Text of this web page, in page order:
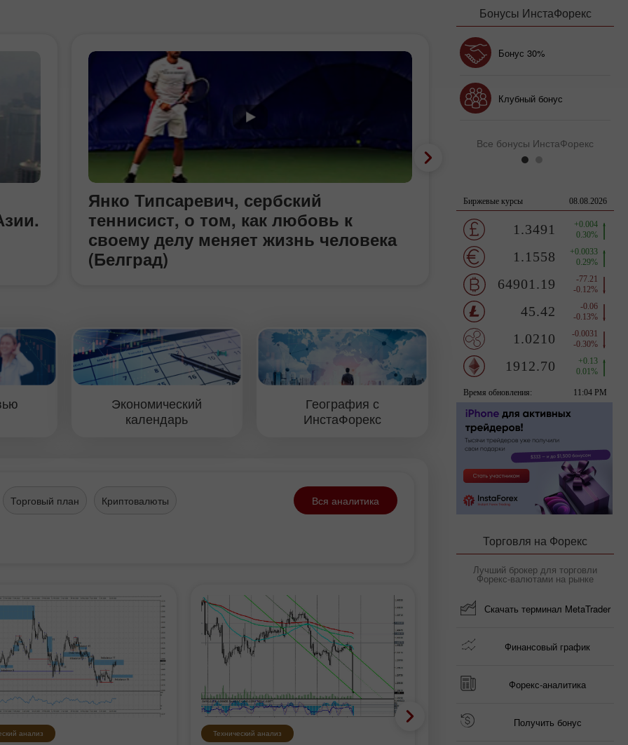
в
и
Янко Типсаревич, сербский
теннисист, о том, как любовь к
своему делу меняет жизнь человека
(Белград)
Экономический
календарь
География с
ИнстаФорекс
Торговый план Криптовалюты Вся аналитика
анализ Технический анализ
Бонусы ИнстаФорекс
Счастливый депозит Бонус 30% Счастливый депозит
Все бонусы ИнстаФорекс
Торговля на Форекс
Лучший брокер для торговли
Форекс-валютами на рынке
Скачать терминал MetaTrader
Финансовый график
Форекс-аналитика
Получить бонус